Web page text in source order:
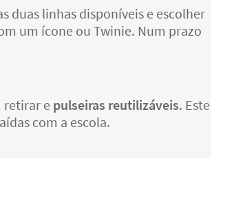
duas linhas disponíveis e escolher
um ícone ou Twinie. Num prazo
retirar e pulseiras reutilizáveis. Este
com a escola.